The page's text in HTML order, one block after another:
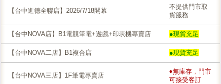
【台中進德全聯店】2026/7/18開幕
不提供門市取
貨服務
【台中NOVA店】B1電競筆電+遊戲+印表機專賣店 ●現貨充足
【台中NOVA二店】B1複合店 ●現貨充足
【台中NOVA三店】1F筆電專賣店
♦無庫存，門市
可接受客訂